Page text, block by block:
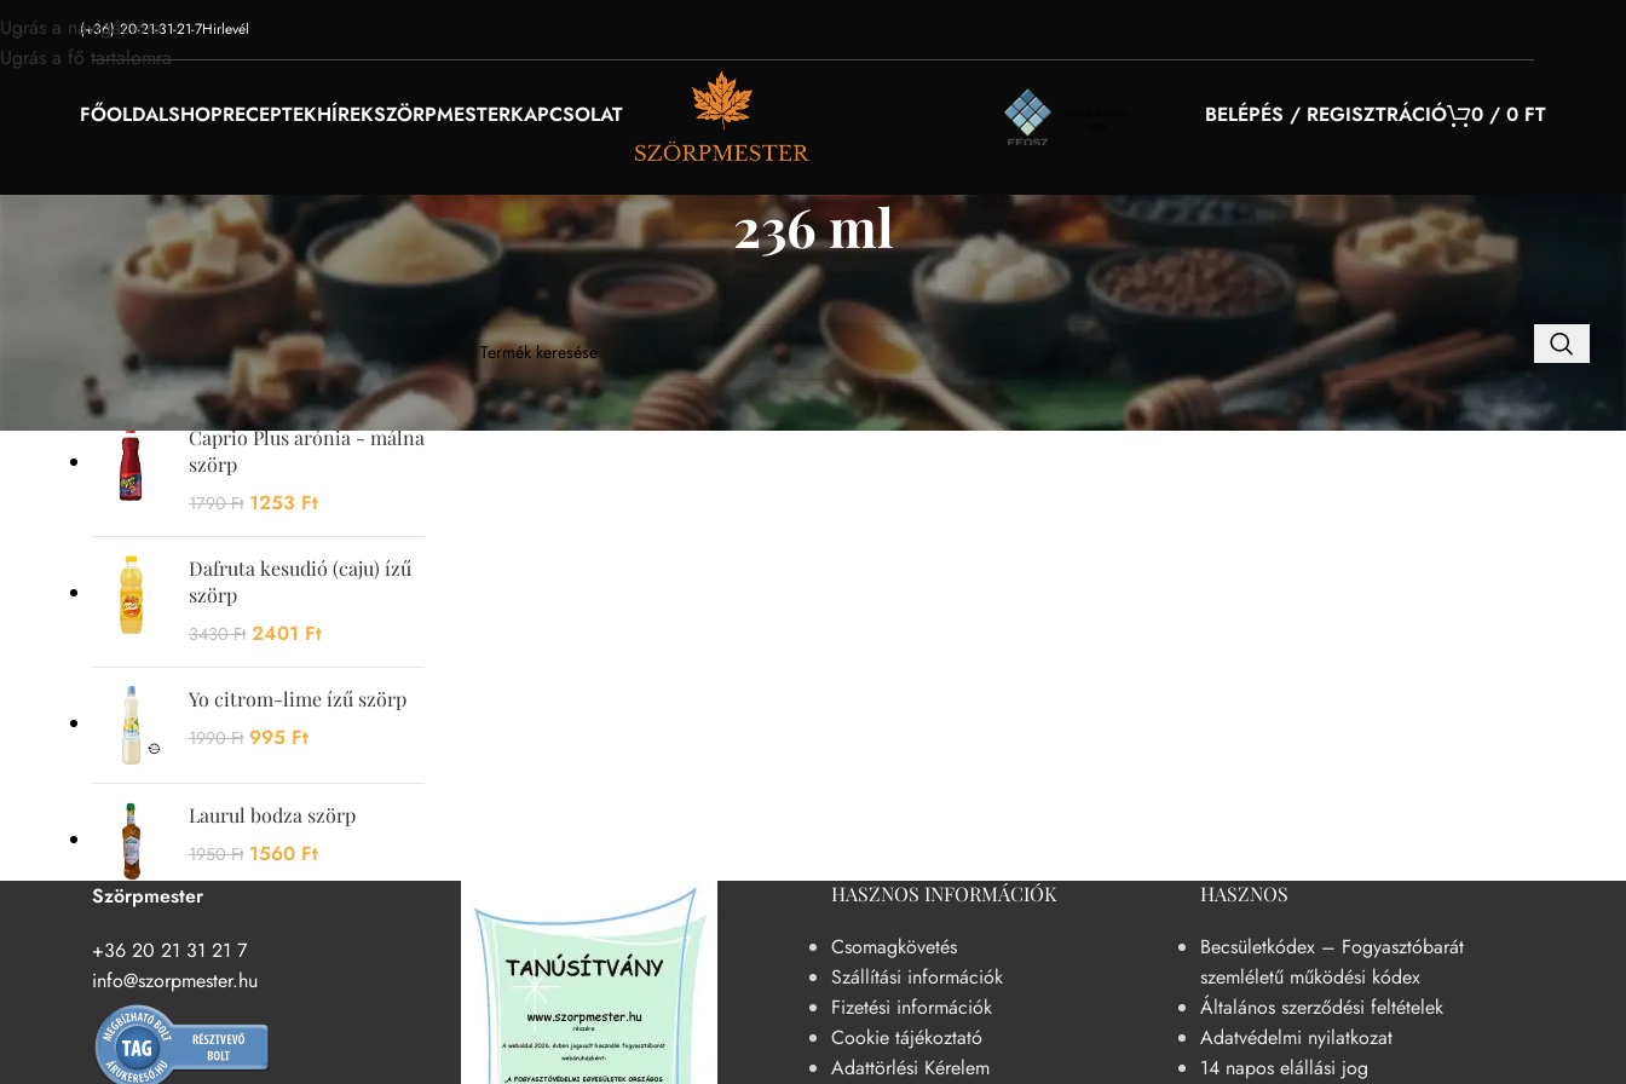
Ugrás a navigációra
Ugrás a fő tartalomra
(+36) 20-21-31-21-7Hirlevél
FŐOLDALSHOPRECEPTEKHÍREKSZÖRPMESTERKAPCSOLAT BELÉPÉS / REGISZTRÁCIÓ 0 / 0 FT
236 ml
AKCIÓS TERMÉKEK
Caprio Plus mangó szörp
1790Ft 1253
Caprio Plus arónia - málna
szörp
1790Ft 1253 Ft
Dafruta kesudió (caju) ízű
szörp
3430Ft 2401 Ft
Yo citrom-lime ízű szörp
1990Ft 995 Ft
Laurul bodza szörp
1950Ft 1560 Ft
Egy termék se felelt meg a keresésnek.
Szörpmester
+36 20 21 31 21 7
info@szorpmester.hu
HASZNOS INFORMÁCIÓK
Csomagkövetés
Szállítási információk
Fizetési információk
Cookie tájékoztató
Adattörlési Kérelem
HASZNOS
Becsületkódex – Fogyasztóbarát
szemléletű működési kódex
Általános szerződési feltételek
Adatvédelmi nyilatkozat
14 napos elállási jog